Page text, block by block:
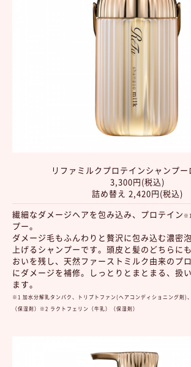
リファミルクプロテインシャンプー
3,300円(税込)
詰め替え 2,420円(税込)
繊細なダメージヘアを包み込み、プロテイン ※1
プー。
ダメージ毛もふんわりと贅沢に包み込む濃密
上げるシャンプーです。頭皮と髪のどちらに
おいを残し、天然ファーストミルク由来のプ
にダメージを補修。しっとりとまとまる、扱
ます。
※1 加水分解乳タンパク、トリプトファン(ヘアコンディショニング剤)
（保湿剤）※2 ラクトフェリン（牛乳）（保湿剤）